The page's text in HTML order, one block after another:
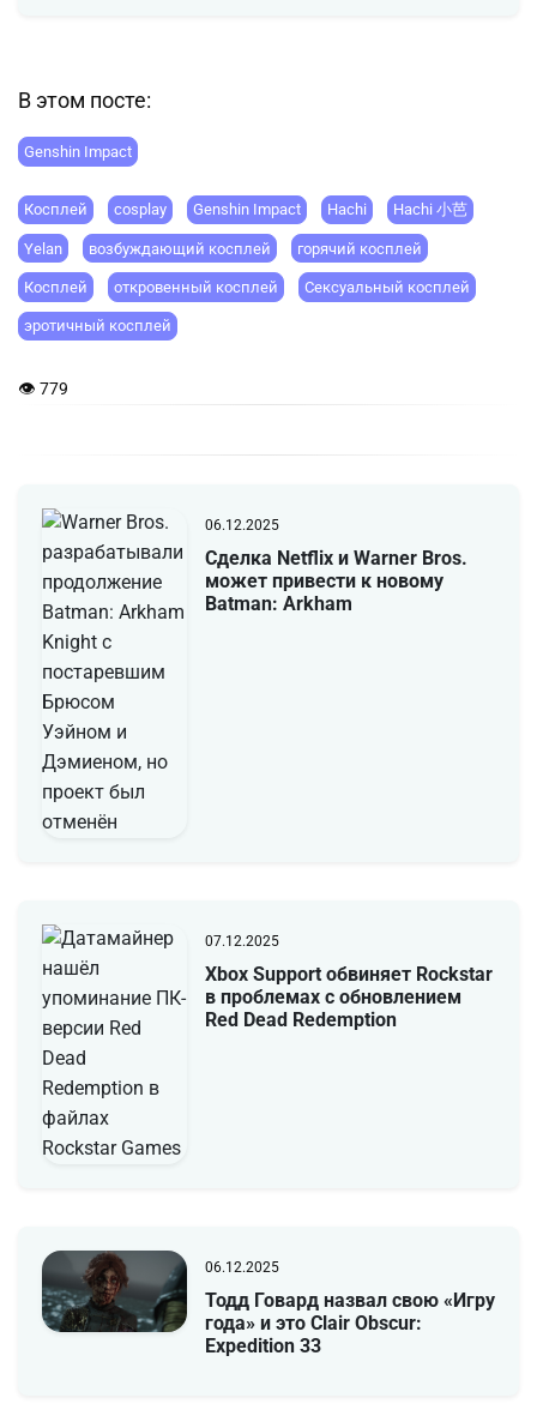
В этом посте:
Genshin Impact
Косплей cosplay Genshin Impact Hachi Hachi 小芭
Yelan возбуждающий косплей горячий косплей
Косплей откровенный косплей Сексуальный косплей
эротичный косплей
👁 779
06.12.2025
Сделка Netflix и Warner Bros.
может привести к новому
Batman: Arkham
07.12.2025
Xbox Support обвиняет Rockstar
в проблемах с обновлением
Red Dead Redemption
06.12.2025
Тодд Говард назвал свою «Игру
года» и это Clair Obscur:
Expedition 33